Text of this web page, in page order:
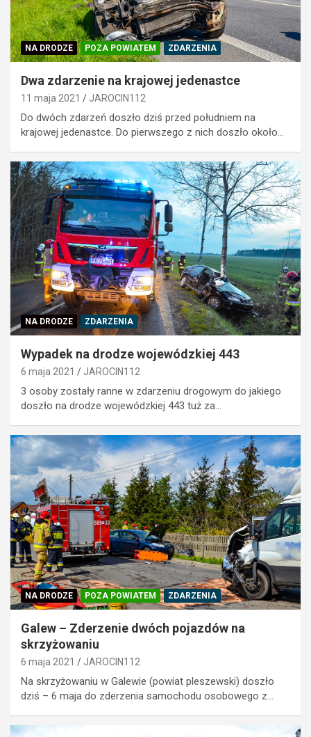
NA DRODZE POZA POWIATEM ZDARZENIA
Dwa zdarzenie na krajowej jedenastce
11 maja 2021 JAROCIN112
Do dwóch zdarzeń doszło dziś przed południem na
krajowej jedenastce. Do pierwszego z nich doszło około…
NA DRODZE ZDARZENIA
Wypadek na drodze wojewódzkiej 443
6 maja 2021 JAROCIN112
3 osoby zostały ranne w zdarzeniu drogowym do jakiego
doszło na drodze wojewódzkiej 443 tuż za…
NA DRODZE POZA POWIATEM ZDARZENIA
Galew – Zderzenie dwóch pojazdów na
skrzyżowaniu
6 maja 2021 JAROCIN112
Na skrzyżowaniu w Galewie (powiat pleszewski) doszło
dziś – 6 maja do zderzenia samochodu osobowego z…